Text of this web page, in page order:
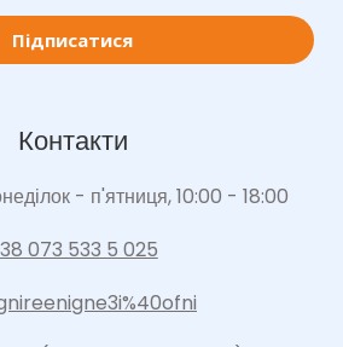
Підписатися
Контакти
- п'ятниця, 10:00 - 18:00
073 533 5 025